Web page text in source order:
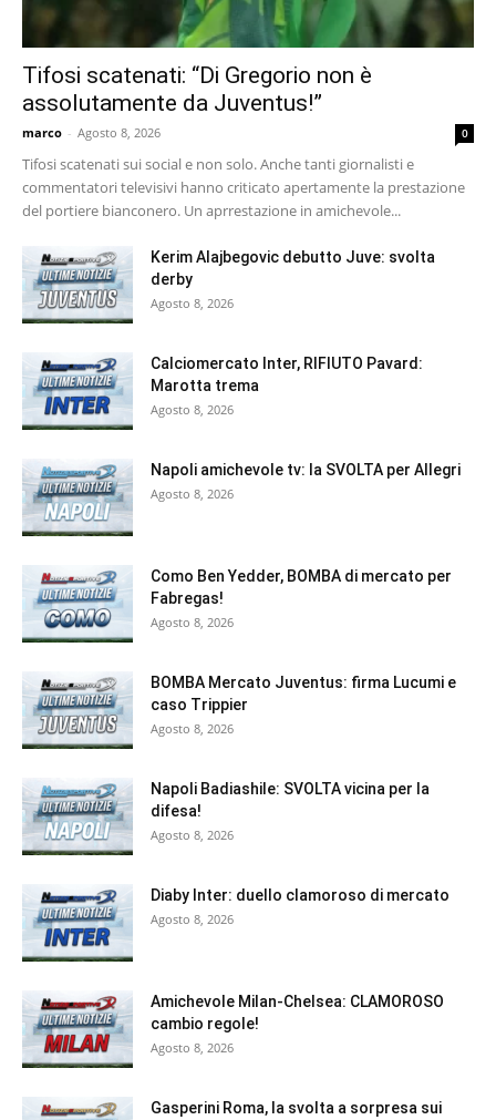
Tifosi scatenati: “Di Gregorio non è
assolutamente da Juventus!”
marco - Agosto 8, 2026 0
Tifosi scatenati sui social e non solo. Anche tanti giornalisti e
commentatori televisivi hanno criticato apertamente la prestazione
del portiere bianconero. Un aprrestazione in amichevole...
Kerim Alajbegovic debutto Juve: svolta
derby
Agosto 8, 2026
Calciomercato Inter, RIFIUTO Pavard:
Marotta trema
Agosto 8, 2026
Napoli amichevole tv: la SVOLTA per Allegri
Agosto 8, 2026
Como Ben Yedder, BOMBA di mercato per
Fabregas!
Agosto 8, 2026
BOMBA Mercato Juventus: firma Lucumi e
caso Trippier
Agosto 8, 2026
Napoli Badiashile: SVOLTA vicina per la
difesa!
Agosto 8, 2026
Diaby Inter: duello clamoroso di mercato
Agosto 8, 2026
Amichevole Milan-Chelsea: CLAMOROSO
cambio regole!
Agosto 8, 2026
Gasperini Roma, la svolta a sorpresa sui